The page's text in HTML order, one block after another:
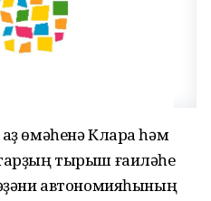
өмәһенә Клара һәм
тырыш ғаиләһе
автономияһының